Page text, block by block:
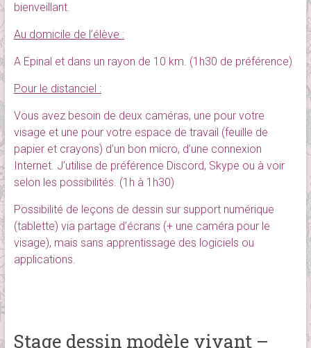
bienveillant.
Au domicile de l’élève :
A Epinal et dans un rayon de 10 km. (1h30 de préférence)
Pour le distanciel :
Vous avez besoin de deux caméras, une pour votre
visage et une pour votre espace de travail (feuille de
papier et crayons) d’un bon micro, d’une connexion
Internet. J’utilise de préférence Discord, Skype ou à voir
selon les possibilités. (1h à 1h30)
Possibilité de leçons de dessin sur support numérique
(tablette) via partage d’écrans (+ une caméra pour le
visage), mais sans apprentissage des logiciels ou
applications.
Stage dessin modèle vivant –